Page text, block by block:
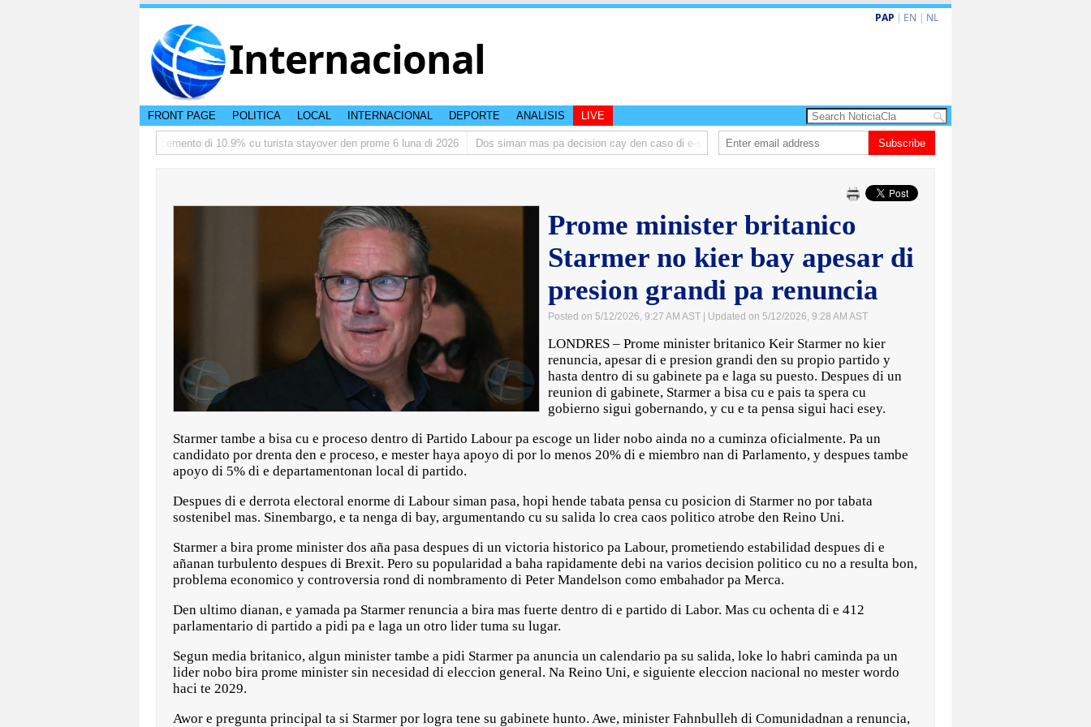
Internacional
PAP | EN | NL
FRONT PAGE POLITICA LOCAL INTERNACIONAL DEPORTE ANALISIS LIVE
TTW:Aruba ta registra crecemento di 10.9% cu turista stayover den prome 6 luna di 2026 Dos siman mas pa decision cay den caso di e-steps Dowers: Prevencion ta clave den lucha contra criminalidad
Subscribe
Prome minister britanico
Starmer no kier bay apesar di
presion grandi pa renuncia
Posted on 5/12/2026, 9:27 AM AST | Updated on 5/12/2026, 9:28 AM AST
LONDRES – Prome minister britanico Keir Starmer no kier
renuncia, apesar di e presion grandi den su propio partido y
hasta dentro di su gabinete pa e laga su puesto. Despues di un
reunion di gabinete, Starmer a bisa cu e pais ta spera cu
gobierno sigui gobernando, y cu e ta pensa sigui haci esey.
Starmer tambe a bisa cu e proceso dentro di Partido Labour pa escoge un lider nobo ainda no a cuminza oficialmente. Pa un
candidato por drenta den e proceso, e mester haya apoyo di por lo menos 20% di e miembro nan di Parlamento, y despues tambe
apoyo di 5% di e departamentonan local di partido.
Despues di e derrota electoral enorme di Labour siman pasa, hopi hende tabata pensa cu posicion di Starmer no por tabata
sostenibel mas. Sinembargo, e ta nenga di bay, argumentando cu su salida lo crea caos politico atrobe den Reino Uni.
Starmer a bira prome minister dos aña pasa despues di un victoria historico pa Labour, prometiendo estabilidad despues di e
añanan turbulento despues di Brexit. Pero su popularidad a baha rapidamente debi na varios decision politico cu no a resulta bon,
problema economico y controversia rond di nombramento di Peter Mandelson como embahador pa Merca.
Den ultimo dianan, e yamada pa Starmer renuncia a bira mas fuerte dentro di e partido di Labor. Mas cu ochenta di e 412
parlamentario di partido a pidi pa e laga un otro lider tuma su lugar.
Segun media britanico, algun minister tambe a pidi Starmer pa anuncia un calendario pa su salida, loke lo habri caminda pa un
lider nobo bira prome minister sin necesidad di eleccion general. Na Reino Uni, e siguiente eleccion nacional no mester wordo
haci te 2029.
Awor e pregunta principal ta si Starmer por logra tene su gabinete hunto. Awe, minister Fahnbulleh di Comunidadnan a renuncia,